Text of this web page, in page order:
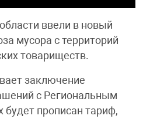
ввели в новый
мусора с территорий
товариществ.
заключение
с Региональным
будет прописан тариф,